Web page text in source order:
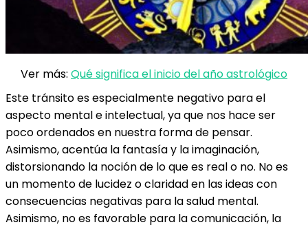
Ver más: Qué significa el inicio del año astrológico
Este tránsito es especialmente negativo para el
aspecto mental e intelectual, ya que nos hace ser
poco ordenados en nuestra forma de pensar.
Asimismo, acentúa la fantasía y la imaginación,
distorsionando la noción de lo que es real o no. No es
un momento de lucidez o claridad en las ideas con
consecuencias negativas para la salud mental.
Asimismo, no es favorable para la comunicación, la